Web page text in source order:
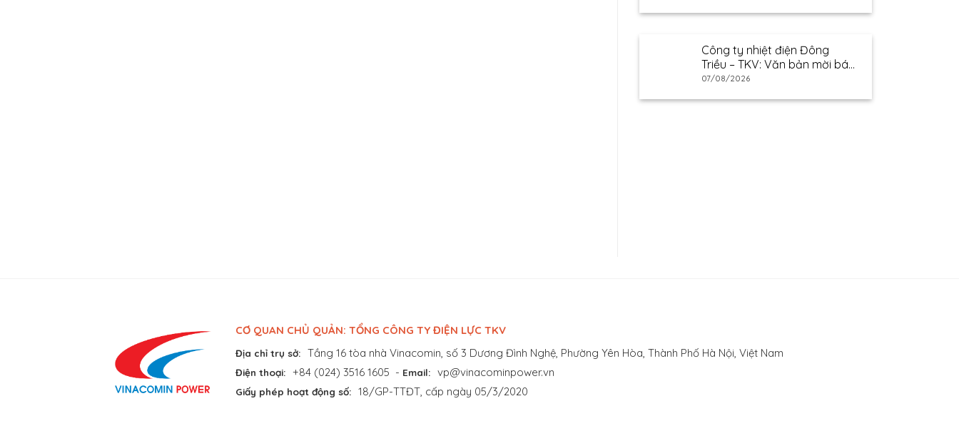
Công ty nhiệt điện Đông
Triều – TKV: Văn bản mời báo
giá
07/08/2026
CƠ QUAN CHỦ QUẢN: TỔNG CÔNG TY ĐIỆN LỰC TKV
Địa chỉ trụ sở: Tầng 16 tòa nhà Vinacomin, số 3 Dương Đình Nghệ, Phường Yên Hòa, Thành Phố Hà Nội, Việt Nam
Điện thoại: +84 (024) 3516 1605 - Email: vp@vinacominpower.vn
Giấy phép hoạt động số: 18/GP-TTĐT, cấp ngày 05/3/2020